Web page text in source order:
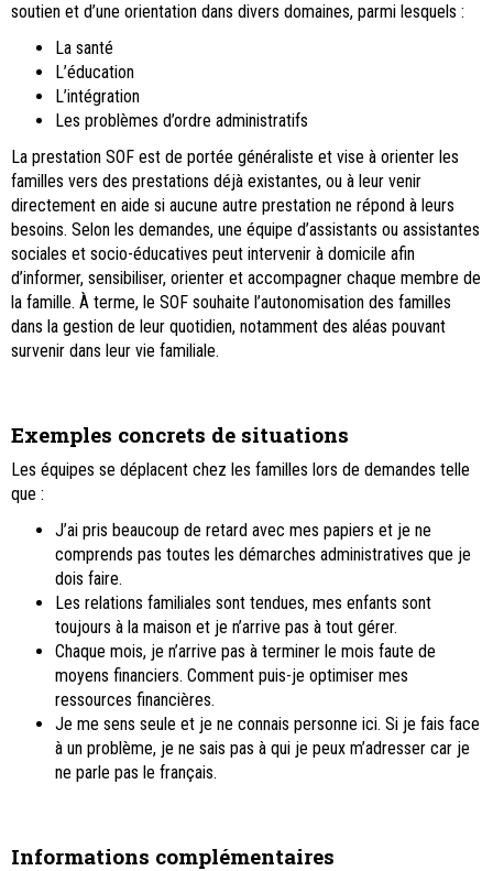
soutien et d’une orientation dans divers domaines, parmi lesquels :
La santé
L’éducation
L’intégration
Les problèmes d’ordre administratifs
La prestation SOF est de portée généraliste et vise à orienter les
familles vers des prestations déjà existantes, ou à leur venir
directement en aide si aucune autre prestation ne répond à leurs
besoins. Selon les demandes, une équipe d’assistants ou assistantes
sociales et socio-éducatives peut intervenir à domicile afin
d’informer, sensibiliser, orienter et accompagner chaque membre de
la famille. À terme, le SOF souhaite l’autonomisation des familles
dans la gestion de leur quotidien, notamment des aléas pouvant
survenir dans leur vie familiale.
Exemples concrets de situations
Les équipes se déplacent chez les familles lors de demandes telle
que :
J’ai pris beaucoup de retard avec mes papiers et je ne
comprends pas toutes les démarches administratives que je
dois faire.
Les relations familiales sont tendues, mes enfants sont
toujours à la maison et je n’arrive pas à tout gérer.
Chaque mois, je n’arrive pas à terminer le mois faute de
moyens financiers. Comment puis-je optimiser mes
ressources financières.
Je me sens seule et je ne connais personne ici. Si je fais face
à un problème, je ne sais pas à qui je peux m’adresser car je
ne parle pas le français.
Informations complémentaires